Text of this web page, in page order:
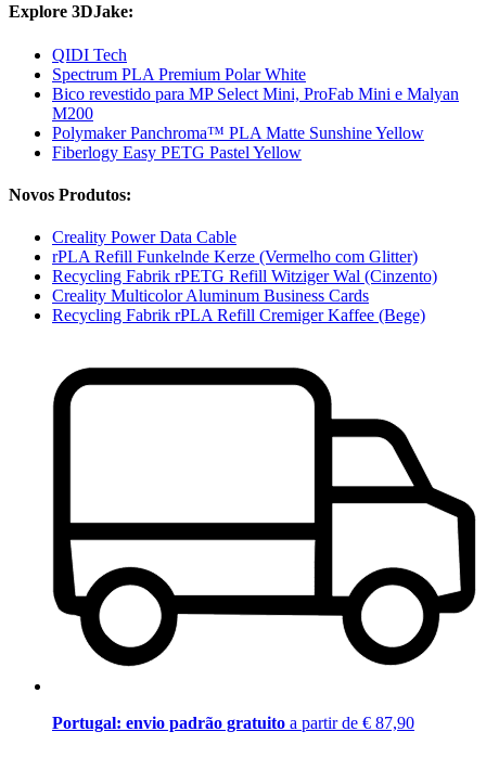
Explore 3DJake:
QIDI Tech
Spectrum PLA Premium Polar White
Bico revestido para MP Select Mini, ProFab Mini e Malyan
M200
Polymaker Panchroma™ PLA Matte Sunshine Yellow
Fiberlogy Easy PETG Pastel Yellow
Novos Produtos:
Creality Power Data Cable
rPLA Refill Funkelnde Kerze (Vermelho com Glitter)
Recycling Fabrik rPETG Refill Witziger Wal (Cinzento)
Creality Multicolor Aluminum Business Cards
Recycling Fabrik rPLA Refill Cremiger Kaffee (Bege)
Portugal: envio padrão gratuito a partir de € 87,90